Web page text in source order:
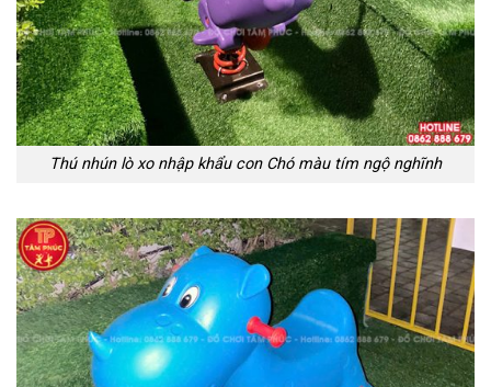
Thú nhún lò xo nhập khẩu con Chó màu tím ngộ nghĩnh